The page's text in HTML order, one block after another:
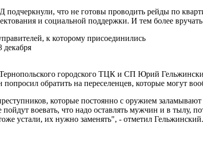
что не готовы проводить рейды по
и социальной поддержки. И тем более
к которому присоединились
городского ТЦК и СП Юрий
обратить на переселенцев, которые могут
которые постоянно с оружием
воевать, что надо оставлять мужчин и в тылу,
устали, их нужно заменять", - отметил Гельжинский.